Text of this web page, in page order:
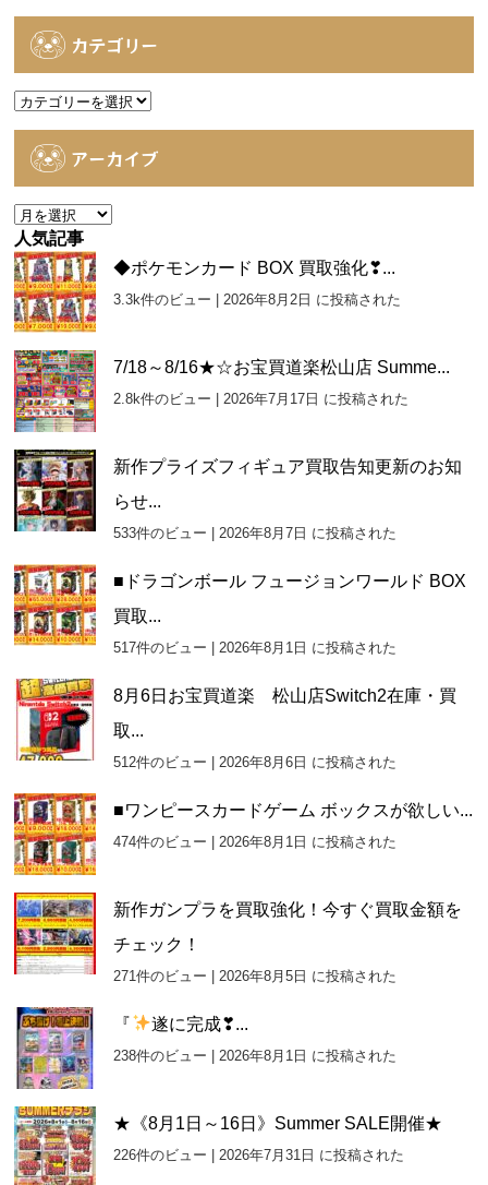
カテゴリー
カ
アーカイブ
ア
ー
カ
イ
ブ
人気記事
◆ポケモンカード BOX 買取強化❣...
3.3k件のビュー 2026年8月2日 に投稿された
7/18～8/16★☆お宝買道楽松山店 Summe...
2.8k件のビュー 2026年7月17日 に投稿された
新作プライズフィギュア買取告知更新のお知
らせ...
533件のビュー 2026年8月7日 に投稿された
■ドラゴンボール フュージョンワールド BOX
買取...
517件のビュー 2026年8月1日 に投稿された
8月6日お宝買道楽 松山店Switch2在庫・買
取...
512件のビュー 2026年8月6日 に投稿された
■ワンピースカードゲーム ボックスが欲しい...
474件のビュー 2026年8月1日 に投稿された
新作ガンプラを買取強化！今すぐ買取金額を
チェック！
271件のビュー 2026年8月5日 に投稿された
『 遂に完成❣...
238件のビュー 2026年8月1日 に投稿された
★《8月1日～16日》Summer SALE開催★
226件のビュー 2026年7月31日 に投稿された